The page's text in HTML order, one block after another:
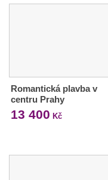
Romantická plavba v
centru Prahy
13 400 Kč